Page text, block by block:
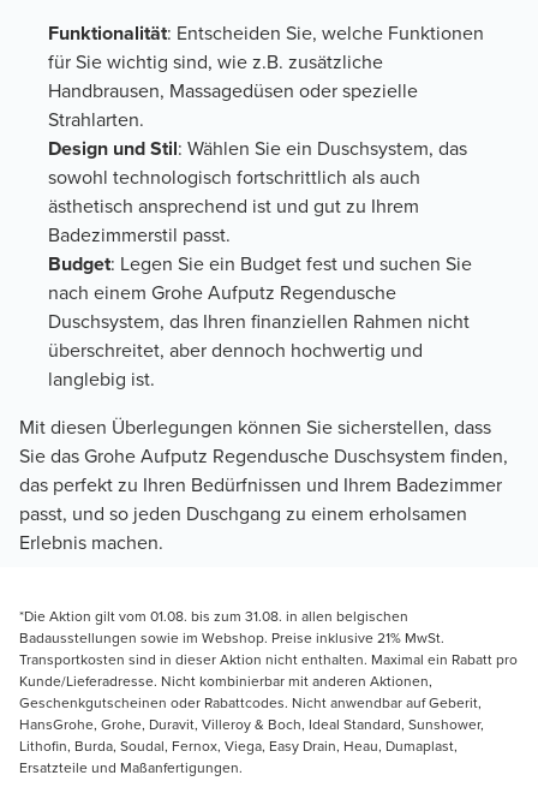
Funktionalität: Entscheiden Sie, welche Funktionen
für Sie wichtig sind, wie z.B. zusätzliche
Handbrausen, Massagedüsen oder spezielle
Strahlarten.
Design und Stil: Wählen Sie ein Duschsystem, das
sowohl technologisch fortschrittlich als auch
ästhetisch ansprechend ist und gut zu Ihrem
Badezimmerstil passt.
Budget: Legen Sie ein Budget fest und suchen Sie
nach einem Grohe Aufputz Regendusche
Duschsystem, das Ihren finanziellen Rahmen nicht
überschreitet, aber dennoch hochwertig und
langlebig ist.
Mit diesen Überlegungen können Sie sicherstellen, dass
Sie das Grohe Aufputz Regendusche Duschsystem finden,
das perfekt zu Ihren Bedürfnissen und Ihrem Badezimmer
passt, und so jeden Duschgang zu einem erholsamen
Erlebnis machen.
*Die Aktion gilt vom 01.08. bis zum 31.08. in allen belgischen
Badausstellungen sowie im Webshop. Preise inklusive 21% MwSt.
Transportkosten sind in dieser Aktion nicht enthalten. Maximal ein Rabatt pro
Kunde/Lieferadresse. Nicht kombinierbar mit anderen Aktionen,
Geschenkgutscheinen oder Rabattcodes. Nicht anwendbar auf Geberit,
HansGrohe, Grohe, Duravit, Villeroy & Boch, Ideal Standard, Sunshower,
Lithofin, Burda, Soudal, Fernox, Viega, Easy Drain, Heau, Dumaplast,
Ersatzteile und Maßanfertigungen.